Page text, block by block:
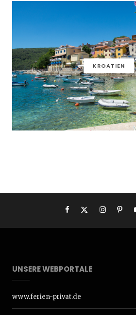
KROATIEN
UNSERE WEBPORTALE
www.ferien-privat.de